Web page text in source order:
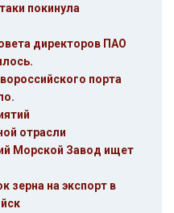
покинула
директоров ПАО
порта
отрасли
Морской Завод ищет
зерна на экспорт в